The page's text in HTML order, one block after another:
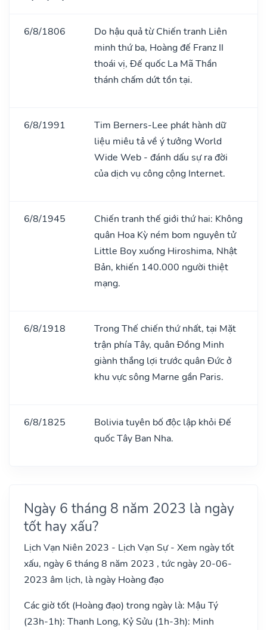
6/8/1806
Do hậu quả từ Chiến tranh Liên
minh thứ ba, Hoàng đế Franz II
thoái vị, Đế quốc La Mã Thần
thánh chấm dứt tồn tại.
6/8/1991
Tim Berners-Lee phát hành dữ
liệu miêu tả về ý tưởng World
Wide Web - đánh dấu sự ra đời
của dịch vụ công cộng Internet.
6/8/1945
Chiến tranh thế giới thứ hai: Không
quân Hoa Kỳ ném bom nguyên tử
Little Boy xuống Hiroshima, Nhật
Bản, khiến 140.000 người thiệt
mạng.
6/8/1918
Trong Thế chiến thứ nhất, tại Mặt
trận phía Tây, quân Đồng Minh
giành thắng lợi trước quân Đức ở
khu vực sông Marne gần Paris.
6/8/1825
Bolivia tuyên bố độc lập khỏi Đế
quốc Tây Ban Nha.
Ngày 6 tháng 8 năm 2023 là ngày
tốt hay xấu?
Lịch Vạn Niên 2023 - Lịch Vạn Sự - Xem ngày tốt
xấu, ngày 6 tháng 8 năm 2023 , tức ngày 20-06-
2023 âm lịch, là ngày Hoàng đạo
Các giờ tốt (Hoàng đạo) trong ngày là: Mậu Tý
(23h-1h): Thanh Long, Kỷ Sửu (1h-3h): Minh